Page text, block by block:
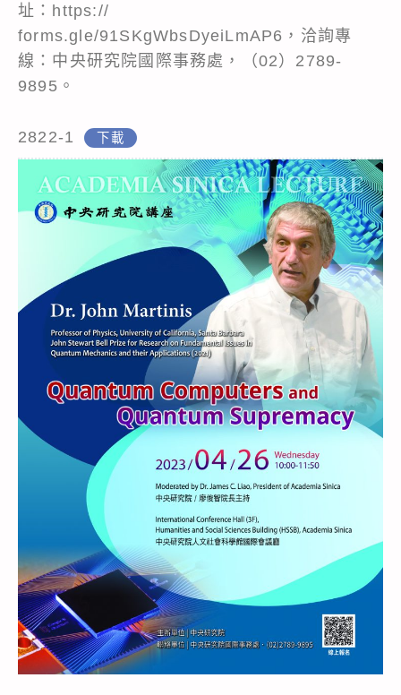
址：https://
forms.gle/91SKgWbsDyeiLmAP6，洽詢專
線：中央研究院國際事務處，（02）2789-
9895。
2822-1 下載